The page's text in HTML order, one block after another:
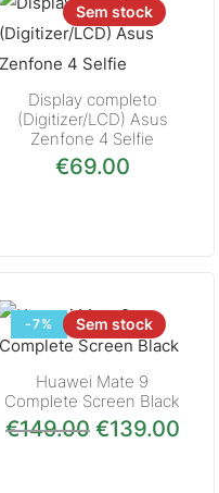
Sem stock
Display completo
(Digitizer/LCD) Asus
Zenfone 4 Selfie
€69.00
-7% Sem stock
Huawei Mate 9
Complete Screen Black
€149.00 O preço
€139.00O